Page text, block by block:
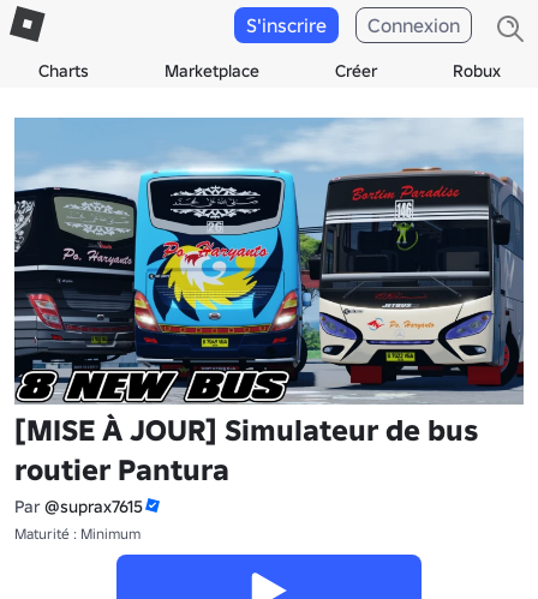
Charts Marketplace Créer Robux
S'inscrire Connexion
[MISE À JOUR] Simulateur de bus
routier Pantura
Par @suprax7615
Maturité : Minimum